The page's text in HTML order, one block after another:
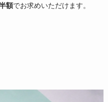
額でお求めいただけます。